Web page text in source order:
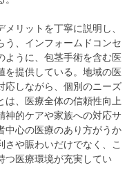
リットを丁寧に説明し、
う、インフォームドコンセ
ように、包茎手術を含む医
を提供している。地域の医
応しながら、個別のニーズ
は、医療全体の信頼性向上
神的ケアや家族への対応サ
中心の医療のあり方がうか
や賑わいだけでなく、こ
つ医療環境が充実してい